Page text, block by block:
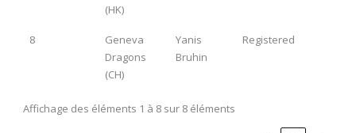
(HK)
8
Geneva
Dragons
(CH)
Yanis
Bruhin
Registered
Affichage des éléments 1 à 8 sur 8 éléments